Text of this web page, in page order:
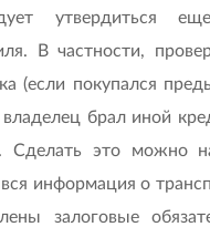
утвердиться
В частности,
(если покупался
брал иной
Сделать это можно
информация о
залоговые